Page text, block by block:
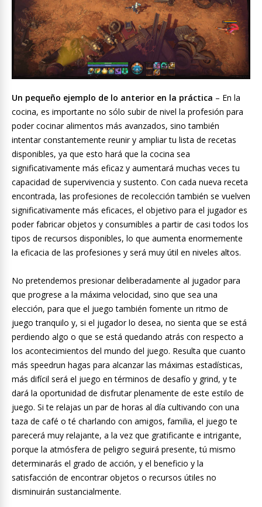
Un pequeño ejemplo de lo anterior en la práctica – En la
cocina, es importante no sólo subir de nivel la profesión para
poder cocinar alimentos más avanzados, sino también
intentar constantemente reunir y ampliar tu lista de recetas
disponibles, ya que esto hará que la cocina sea
significativamente más eficaz y aumentará muchas veces tu
capacidad de supervivencia y sustento. Con cada nueva receta
encontrada, las profesiones de recolección también se vuelven
significativamente más eficaces, el objetivo para el jugador es
poder fabricar objetos y consumibles a partir de casi todos los
tipos de recursos disponibles, lo que aumenta enormemente
la eficacia de las profesiones y será muy útil en niveles altos.
No pretendemos presionar deliberadamente al jugador para
que progrese a la máxima velocidad, sino que sea una
elección, para que el juego también fomente un ritmo de
juego tranquilo y, si el jugador lo desea, no sienta que se está
perdiendo algo o que se está quedando atrás con respecto a
los acontecimientos del mundo del juego. Resulta que cuanto
más speedrun hagas para alcanzar las máximas estadísticas,
más difícil será el juego en términos de desafío y grind, y te
dará la oportunidad de disfrutar plenamente de este estilo de
juego. Si te relajas un par de horas al día cultivando con una
taza de café o té charlando con amigos, familia, el juego te
parecerá muy relajante, a la vez que gratificante e intrigante,
porque la atmósfera de peligro seguirá presente, tú mismo
determinarás el grado de acción, y el beneficio y la
satisfacción de encontrar objetos o recursos útiles no
disminuirán sustancialmente.